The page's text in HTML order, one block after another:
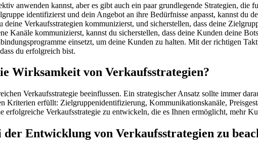
anwenden kannst, aber es gibt auch ein paar grundlegende Strategien,
identifizierst und dein Angebot an ihre Bedürfnisse anpasst, kannst du
deine Verkaufsstrategien kommunizierst, und sicherstellen, dass deine
Kanäle kommunizierst, kannst du sicherstellen, dass deine Kunden deine
einsetzt, um deine Kunden zu halten. Mit der richtigen
du erfolgreich bist.
Wirksamkeit von Verkaufsstrategien?
Verkaufsstrategie beeinflussen. Ein strategischer Ansatz sollte immer
Kriterien erfüllt: Zielgruppenidentifizierung, Kommunikationskanäle,
erfolgreiche Verkaufsstrategie zu entwickeln, die es Ihnen ermöglicht, mehr
Entwicklung von Verkaufsstrategien zu